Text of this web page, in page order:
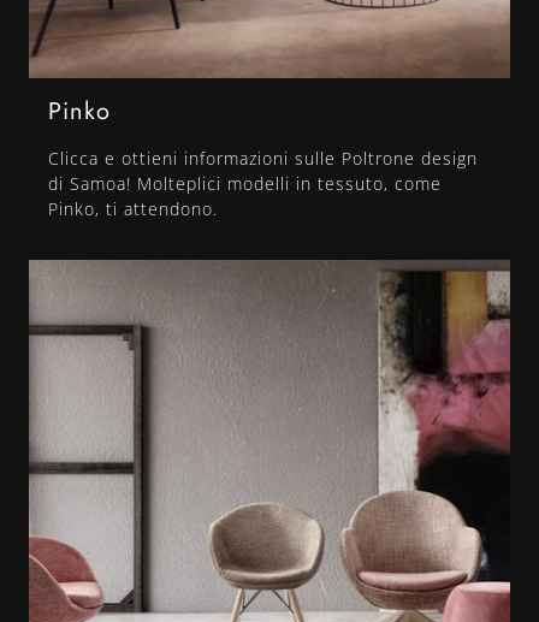
Pinko
Clicca e ottieni informazioni sulle Poltrone design
di Samoa! Molteplici modelli in tessuto, come
Pinko, ti attendono.